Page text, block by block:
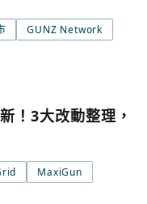
GUNZ Network
！3大改動整理，
MaxiGun